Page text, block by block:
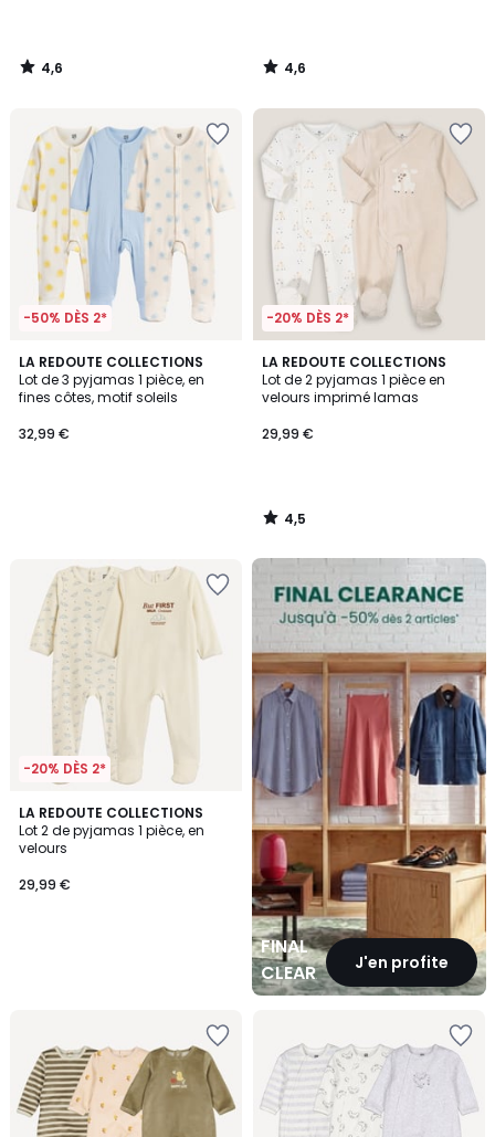
4,6
/
4,6
/
-50% DÈS 2*
LA REDOUTE COLLECTIONS
Lot de 3 pyjamas 1 pièce, en
fines côtes, motif soleils
32,99 €
-20% DÈS 2*
LA REDOUTE COLLECTIONS
Lot de 2 pyjamas 1 pièce en
velours imprimé lamas
29,99 €
4,5
/ 5
4,5
/
-20% DÈS 2*
LA REDOUTE COLLECTIONS
Lot 2 de pyjamas 1 pièce, en
velours
29,99 €
FINAL
CLEARANCEJ'en profite
FINAL
CLEARANCE